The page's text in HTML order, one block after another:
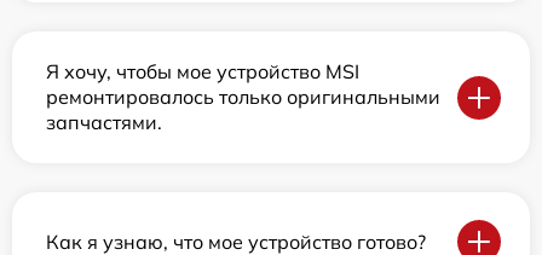
Я хочу, чтобы мое устройство MSI
ремонтировалось только оригинальными
запчастями.
Как я узнаю, что мое устройство готово?